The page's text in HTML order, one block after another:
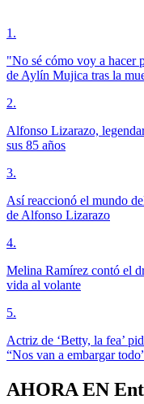
1 .
"No sé cómo voy a hacer
de Aylín Mujica tras la
2.
Alfonso Lizarazo,
sus 85 años
3.
Así reaccionó el mundo
de Alfonso Lizarazo
4.
Melina Ramírez contó el
vida al volante
5.
Actriz de ‘Betty, la fea’
“Nos van a embargar
AHORA EN